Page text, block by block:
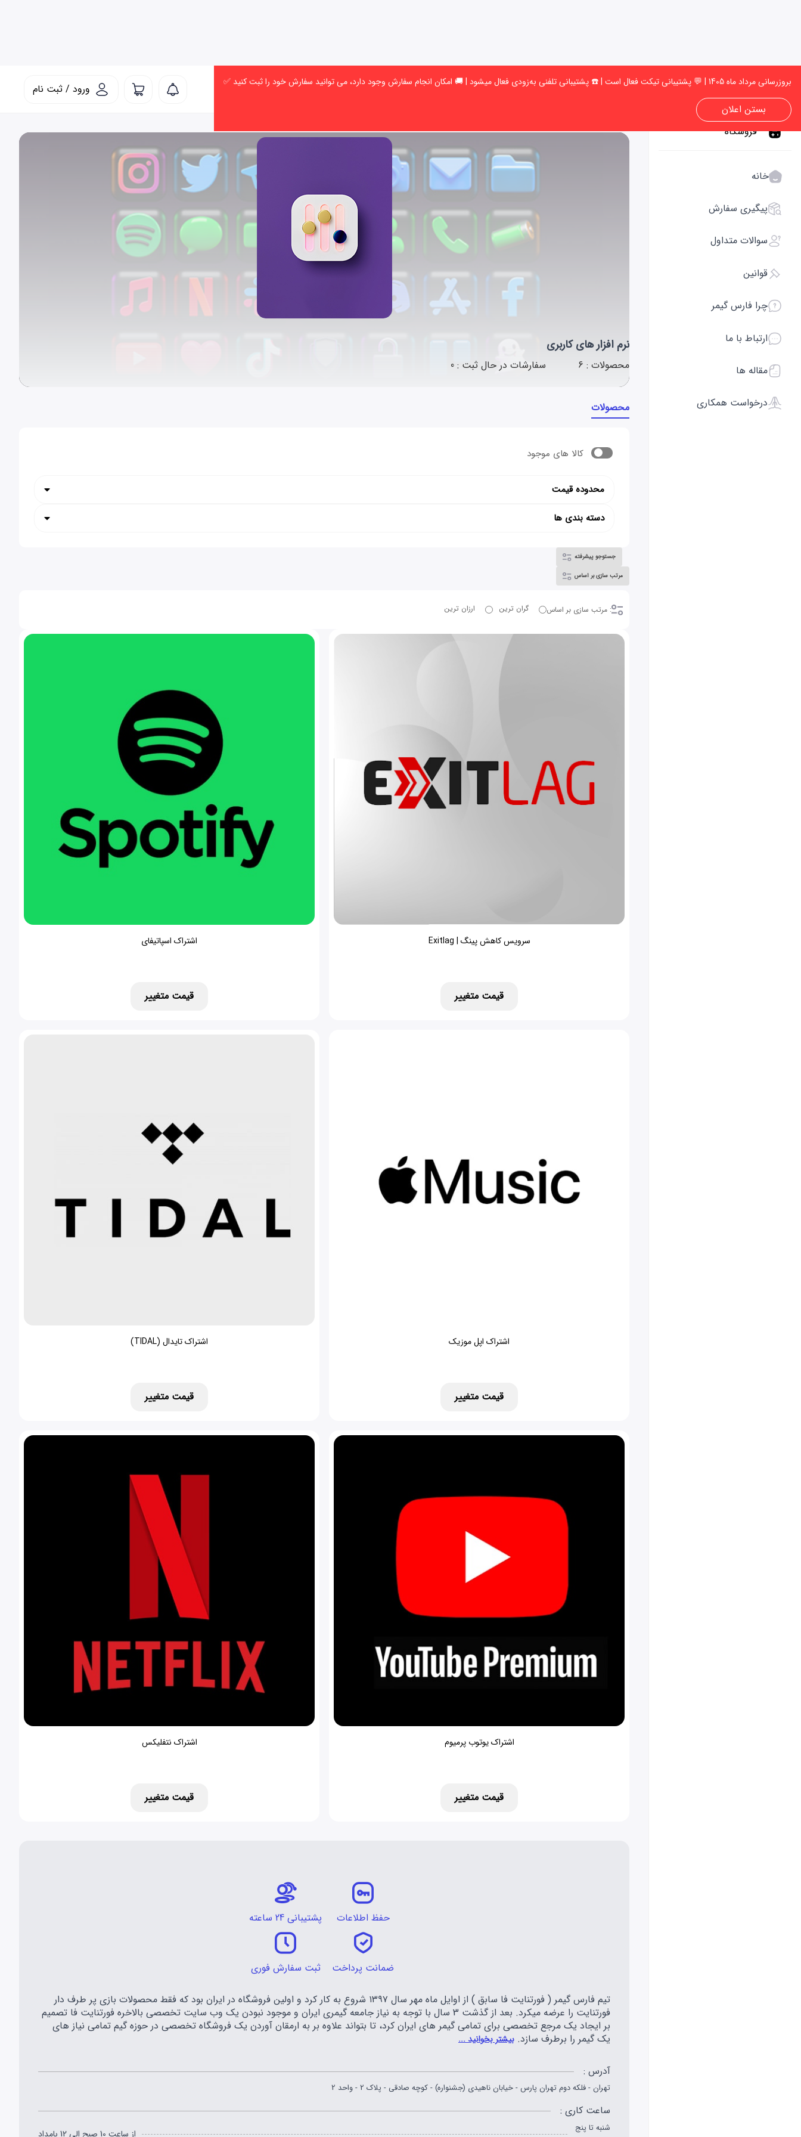
ورود / ثبت نام
فروشگاه
خانه
پیگیری سفارش
سوالات متداول
قوانین
چرا فارس گیمر
ارتباط با ما
مقاله ها
درخواست همکاری
بروزرسانی مرداد ماه 1405 | 💬 پشتیبانی تیکت فعال است | ☎️ پشتیبانی تلفنی به‌زودی فعال میشود | 🚚 امکان انجام سفارش وجود دارد، می توانید سفارش خود را ثبت کنید ✅
بستن اعلان
نرم افزار های کاربری
محصولات : 6 سفارشات در حال ثبت : 0
محصولات
کالا های موجود
محدوده قیمت
دسته بندی ها
جستوجو پیشرفته
مرتب سازی بر اساس
: مرتب سازی بر اساس گران ترین ارزان ترین
سرویس کاهش پینگ | Exitlag
قیمت متغییر
اشتراک اسپاتیفای
قیمت متغییر
اشتراک اپل موزیک
قیمت متغییر
اشتراک تایدال (TIDAL)
قیمت متغییر
اشتراک یوتوب پرمیوم
قیمت متغییر
اشتراک نتفلیکس
قیمت متغییر
حفظ اطلاعات پشتیبانی 24 ساعته
ضمانت پرداخت ثبت سفارش فوری
تیم فارس گیمر ( فورتنایت فا سابق ) از اوایل ماه مهر سال ۱۳۹۷ شروع به کار کرد و اولین فروشگاه در ایران بود که فقط محصولات بازی پر طرف دار
فورتنایت را عرضه میکرد. بعد از گذشت 3 سال با توجه به نیاز جامعه گیمری ایران و موجود نبودن یک وب سایت تخصصی بالاخره فورتنایت فا تصمیم
بر ایجاد یک مرجع تخصصی برای تمامی گیمر های ایران کرد، تا بتواند علاوه بر به ارمقان آوردن یک فروشگاه تخصصی در حوزه گیم تمامی نیاز های
یک گیمر را برطرف سازد. بیشتر بخوانید ...
آدرس :
تهران - فلکه دوم تهران پارس - خیابان ناهیدی (جشنواره) - کوچه صادقی - پلاک 2 - واحد 2
ساعت کاری :
شنبه تا پنج
از ساعت 10 صبح الی 12 بامداد